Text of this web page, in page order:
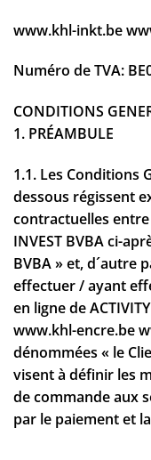
www.khl-inkt.be
Numéro de TVA:
CONDITIONS
1. PRÉAMBULE
1.1. Les Conditions
dessous régissent
contractuelles entre
INVEST BVBA ci-
BVBA » et, d´autre
effectuer / ayant
en ligne de
www.khl-encre.be
dénommées « le
visent à définir les
de commande aux
par le paiement et